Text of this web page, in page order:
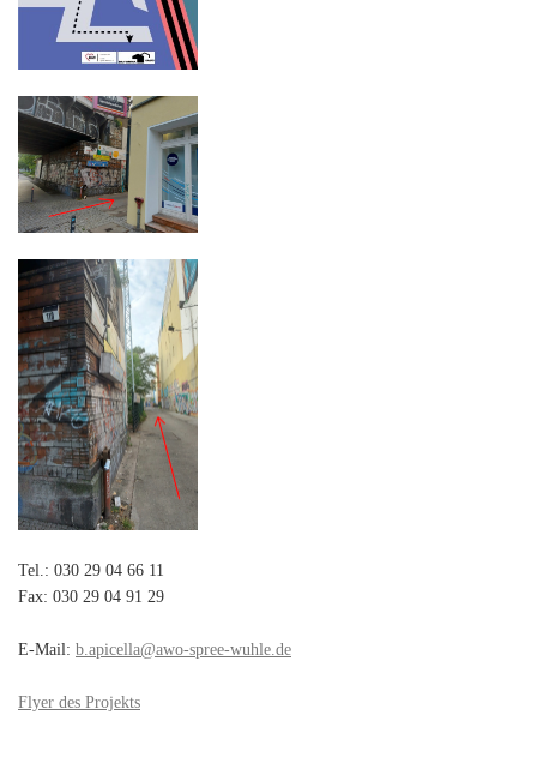
Tel.: 030 29 04 66 11
Fax: 030 29 04 91 29
E-Mail: b.apicella@awo-spree-wuhle.de
Flyer des Projekts